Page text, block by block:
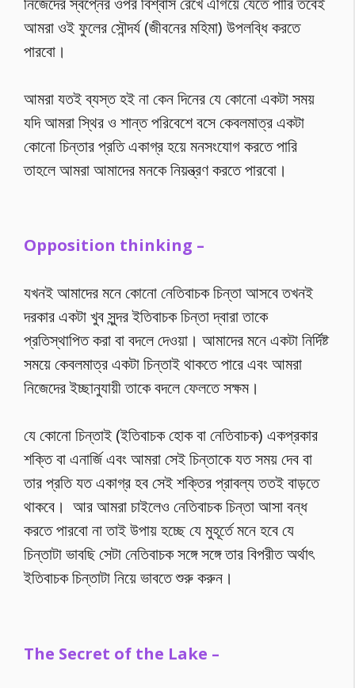
আমরা ওই ফুলের সৌন্দর্য (জীবনের মহিমা) উপলব্ধি করতে
পারবো।
আমরা যতই ব্যস্ত হই না কেন দিনের যে কোনো একটা সময়
যদি আমরা স্থির ও শান্ত পরিবেশে বসে কেবলমাত্র একটা
কোনো চিন্তার প্রতি একাগ্র হয়ে মনসংযোগ করতে পারি
তাহলে আমরা আমাদের মনকে নিয়ন্ত্রণ করতে পারবো।
Opposition thinking –
যখনই আমাদের মনে কোনো নেতিবাচক চিন্তা আসবে তখনই
দরকার একটা খুব সুন্দর ইতিবাচক চিন্তা দ্বারা তাকে
প্রতিস্থাপিত করা বা বদলে দেওয়া। আমাদের মনে একটা নির্দিষ্ট
সময়ে কেবলমাত্র একটা চিন্তাই থাকতে পারে এবং আমরা
নিজেদের ইচ্ছানুযায়ী তাকে বদলে ফেলতে সক্ষম।
যে কোনো চিন্তাই (ইতিবাচক হোক বা নেতিবাচক) একপ্রকার
শক্তি বা এনার্জি এবং আমরা সেই চিন্তাকে যত সময় দেব বা
তার প্রতি যত একাগ্র হব সেই শক্তির প্রাবল্য ততই বাড়তে
থাকবে। আর আমরা চাইলেও নেতিবাচক চিন্তা আসা বন্ধ
করতে পারবো না তাই উপায় হচ্ছে যে মুহূর্তে মনে হবে যে
চিন্তাটা ভাবছি সেটা নেতিবাচক সঙ্গে সঙ্গে তার বিপরীত অর্থাৎ
ইতিবাচক চিন্তাটা নিয়ে ভাবতে শুরু করুন।
The Secret of the Lake –